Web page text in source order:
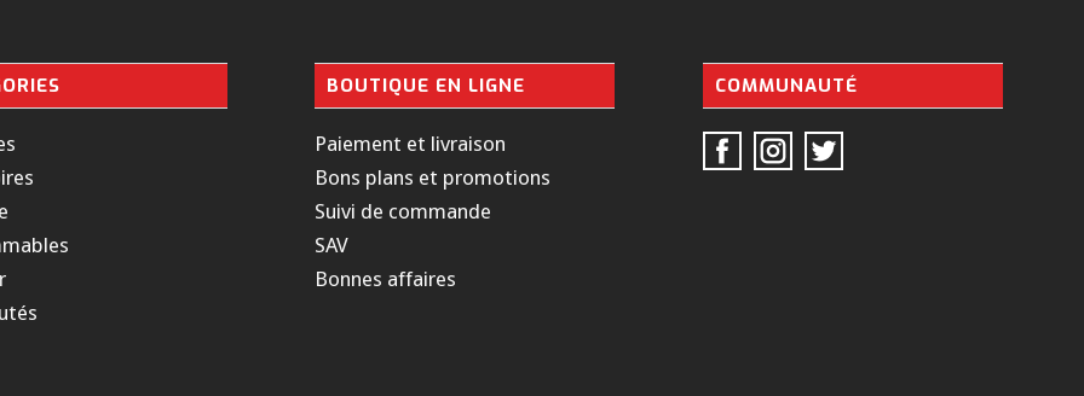
BOUTIQUE EN LIGNE
Paiement et livraison
Bons plans et promotions
Suivi de commande
SAV
Bonnes affaires
COMMUNAUTÉ